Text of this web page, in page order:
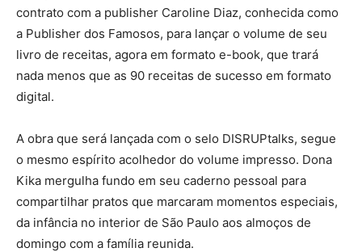
contrato com a publisher Caroline Diaz, conhecida como
a Publisher dos Famosos, para lançar o volume de seu
livro de receitas, agora em formato e-book, que trará
nada menos que as 90 receitas de sucesso em formato
digital.
A obra que será lançada com o selo DISRUPtalks, segue
o mesmo espírito acolhedor do volume impresso. Dona
Kika mergulha fundo em seu caderno pessoal para
compartilhar pratos que marcaram momentos especiais,
da infância no interior de São Paulo aos almoços de
domingo com a família reunida.